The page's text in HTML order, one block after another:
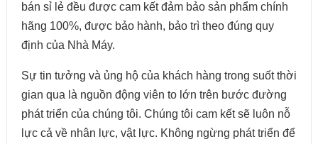
bán sỉ lẻ đều được cam kết đảm bảo sản phẩm chính
hãng 100%, được bảo hành, bảo trì theo đúng quy
định của Nhà Máy.
Sự tin tưởng và ủng hộ của khách hàng trong suốt thời
gian qua là nguồn động viên to lớn trên bước đường
phát triển của chúng tôi. Chúng tôi cam kết sẽ luôn nỗ
lực cả về nhân lực, vật lực. Không ngừng phát triển để